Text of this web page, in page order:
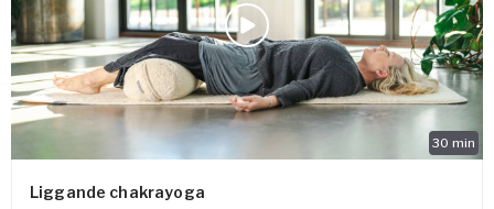
30 min
Liggande chakrayoga